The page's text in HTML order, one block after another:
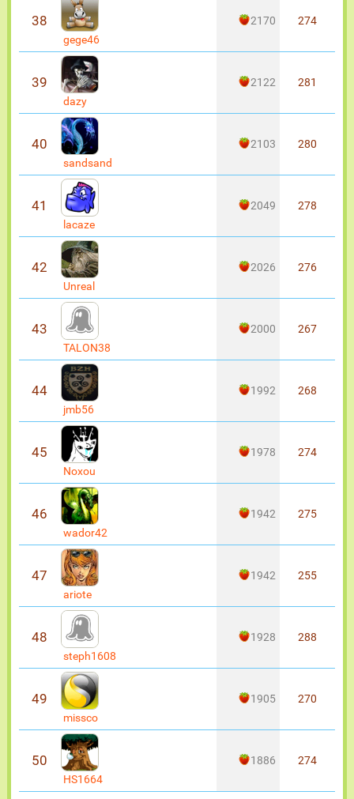
38
gege46
2170 274
39
dazy
2122 281
40
sandsand
2103 280
41
lacaze
2049 278
42
Unreal
2026 276
43
TALON38
2000 267
44
jmb56
1992 268
45
Noxou
1978 274
46
wador42
1942 275
47
ariote
1942 255
48
steph1608
1928 288
49
missco
1905 270
50
HS1664
1886 274